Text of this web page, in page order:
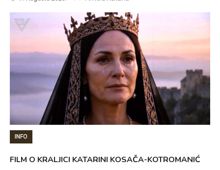
INFO
FILM O KRALJICI KATARINI KOSAČA-KOTROMANIĆ